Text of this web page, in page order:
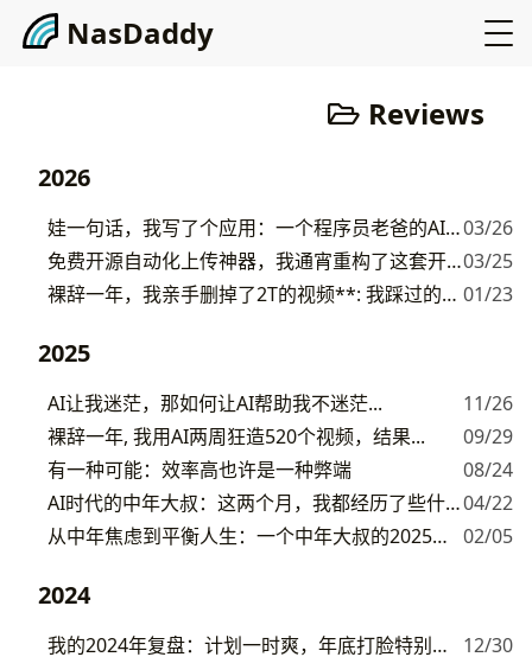
NasDaddy
Reviews
2026
娃一句话，我写了个应用：一个程序员老爸的AI失控日记03/26
免费开源自动化上传神器，我通宵重构了这套开源工具，让你的龙虾替你全网发遍视频 图文03/25
裸辞一年，我亲手删掉了2T的视频**: 我踩过的每一个坑 01/23
2025
AI让我迷茫，那如何让AI帮助我不迷茫...
11/26
裸辞一年, 我用AI两周狂造520个视频，结果...
09/29
有一种可能：效率高也许是一种弊端
08/24
AI时代的中年大叔：这两个月，我都经历了些什么？04/22
从中年焦虑到平衡人生：一个中年大叔的2025年计划大公开
02/05
2024
我的2024年复盘：计划一时爽，年底打脸特别响，走过的路，踩过的坑，取得的成绩
12/30